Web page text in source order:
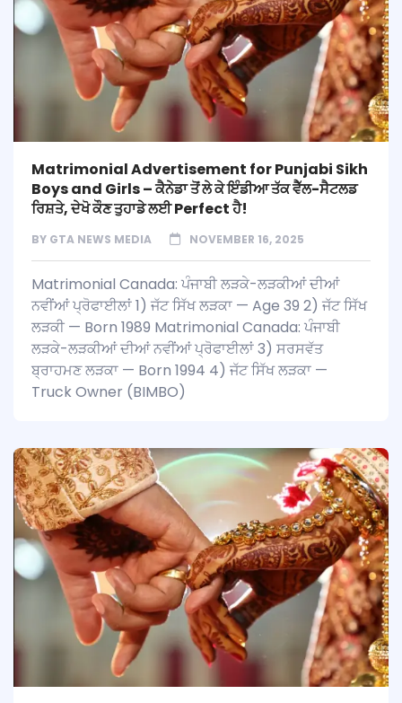
Matrimonial Advertisement for Punjabi Sikh
Boys and Girls – ਕੈਨੇਡਾ ਤੋਂ ਲੇ ਕੇ ਇੰਡੀਆ ਤੱਕ ਵੈੱਲ-ਸੈਟਲਡ
ਰਿਸ਼ਤੇ, ਦੇਖੋ ਕੌਣ ਤੁਹਾਡੇ ਲਈ Perfect ਹੈ!
BY GTA NEWS MEDIA NOVEMBER 16, 2025
Matrimonial Canada: ਪੰਜਾਬੀ ਲੜਕੇ-ਲੜਕੀਆਂ ਦੀਆਂ
ਨਵੀਂਆਂ ਪ੍ਰੋਫਾਈਲਾਂ 1) ਜੱਟ ਸਿੱਖ ਲੜਕਾ — Age 39 2) ਜੱਟ ਸਿੱਖ
ਲੜਕੀ — Born 1989 Matrimonial Canada: ਪੰਜਾਬੀ
ਲੜਕੇ-ਲੜਕੀਆਂ ਦੀਆਂ ਨਵੀਂਆਂ ਪ੍ਰੋਫਾਈਲਾਂ 3) ਸਰਸਵੱਤ
ਬ੍ਰਾਹਮਣ ਲੜਕਾ — Born 1994 4) ਜੱਟ ਸਿੱਖ ਲੜਕਾ —
Truck Owner (BIMBO)